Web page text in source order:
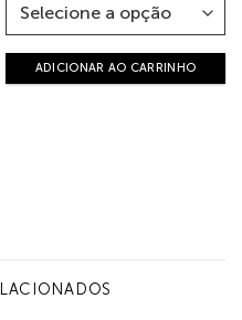
ADICIONAR AO CARRINHO